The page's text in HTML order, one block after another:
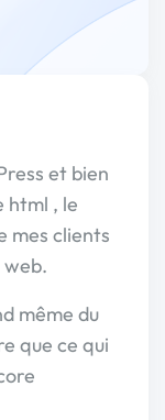
et bien
html , le
mes clients
web.
même du
que ce qui